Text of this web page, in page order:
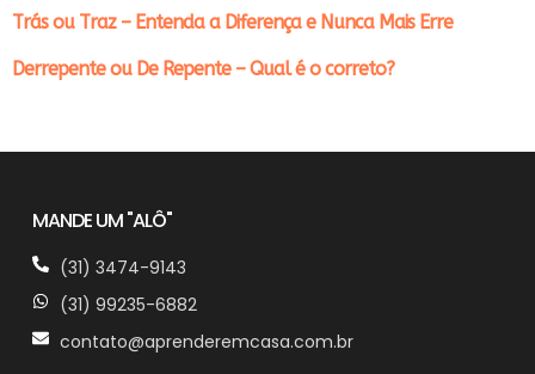
Trás ou Traz – Entenda a Diferença e Nunca Mais Erre
Derrepente ou De Repente – Qual é o correto?
MANDE UM "ALÔ"
(31) 3474-9143
(31) 99235-6882
contato@aprenderemcasa.com.br